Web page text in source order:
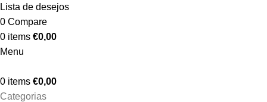
Lista de desejos
0 Compare
0 items €0,00
Menu
0 items €0,00
Categorias